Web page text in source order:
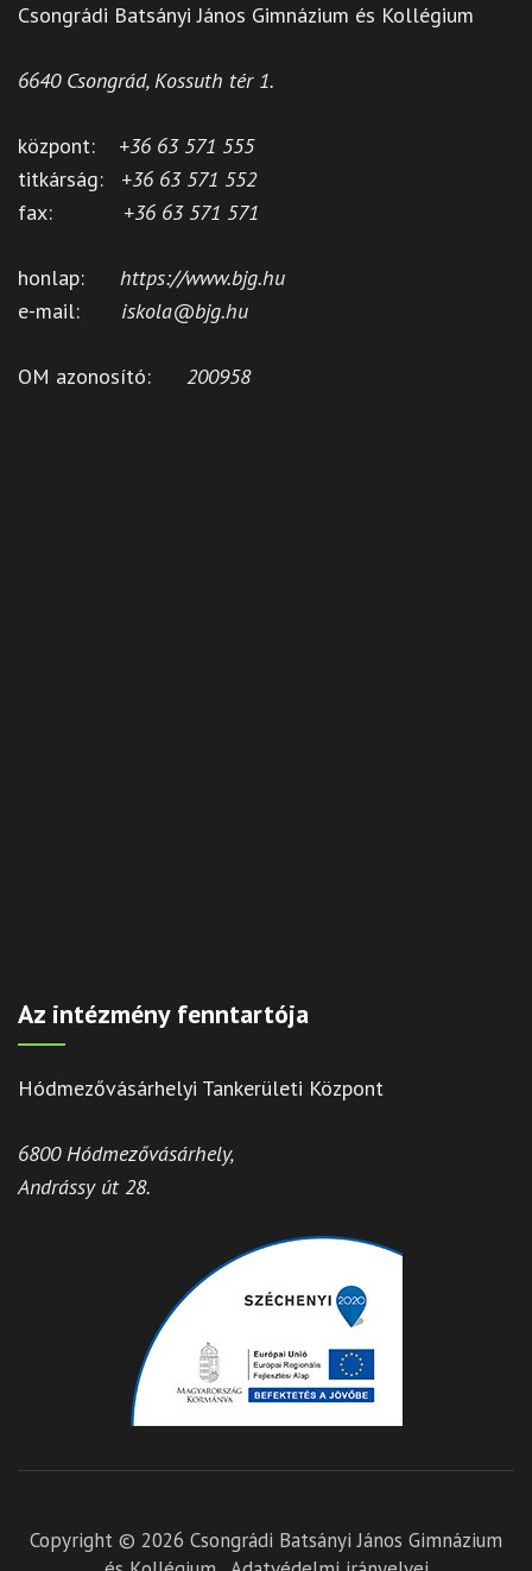
Csongrádi Batsányi János Gimnázium és Kollégium
6640 Csongrád, Kossuth tér 1.
központ: +36 63 571 555
titkárság: +36 63 571 552
fax: +36 63 571 571
honlap: https://www.bjg.hu
e-mail: iskola@bjg.hu
OM azonosító: 200958
Az intézmény fenntartója
Hódmezővásárhelyi Tankerületi Központ
6800 Hódmezővásárhely,
Andrássy út 28.
Copyright © 2026 Csongrádi Batsányi János Gimnázium